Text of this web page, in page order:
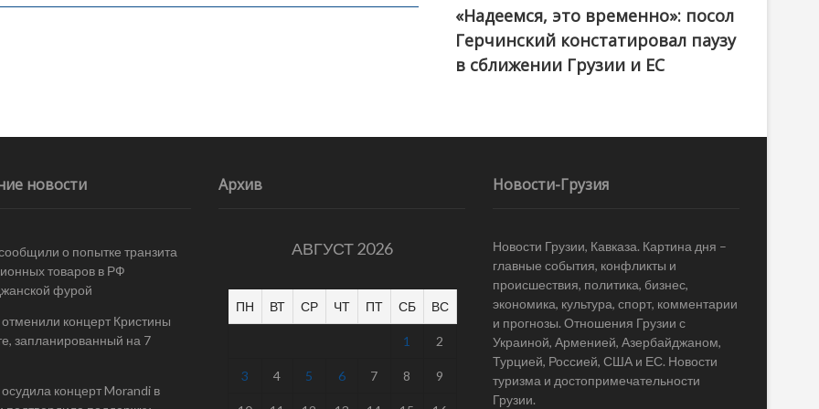
«Надеемся, это временно»: посол
Герчинский констатировал паузу
в сближении Грузии и ЕС
новости
о попытке транзита
товаров в РФ
фурой
концерт Кристины
запланированный на 7
концерт Morandi в
Архив
АВГУСТ 2026
ПН ВТ СР ЧТ ПТ СБ ВС
1 2
3 4 5 6 7 8 9
Новости-Грузия
Новости Грузии, Кавказа. Картина дня –
главные события, конфликты и
происшествия, политика, бизнес,
экономика, культура, спорт, комментарии
и прогнозы. Отношения Грузии с
Украиной, Арменией, Азербайджаном,
Турцией, Россией, США и ЕС. Новости
туризма и достопримечательности
Грузии.